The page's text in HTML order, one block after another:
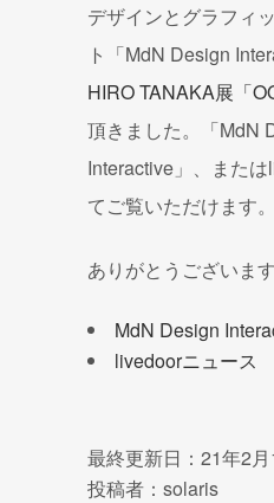
デザインとグラフィ
ト「MdN Design
HIRO TANAKA展「
頂きました。「MdN
Interactive」、また
てご覧いただけます。
ありがとうございます
MdN Design
livedoorニュース
最終更新日：21年2月
投稿者：solaris